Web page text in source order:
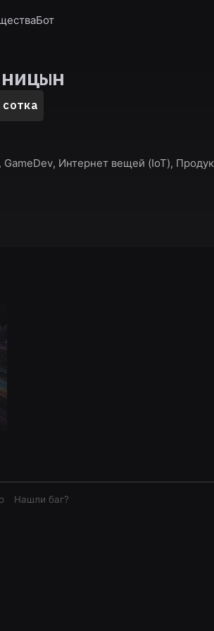
Бот
Интернет вещей (IoT),
Нашли баг?